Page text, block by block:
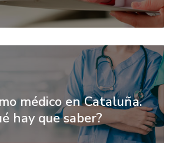
médico en Cataluña.
hay que saber?